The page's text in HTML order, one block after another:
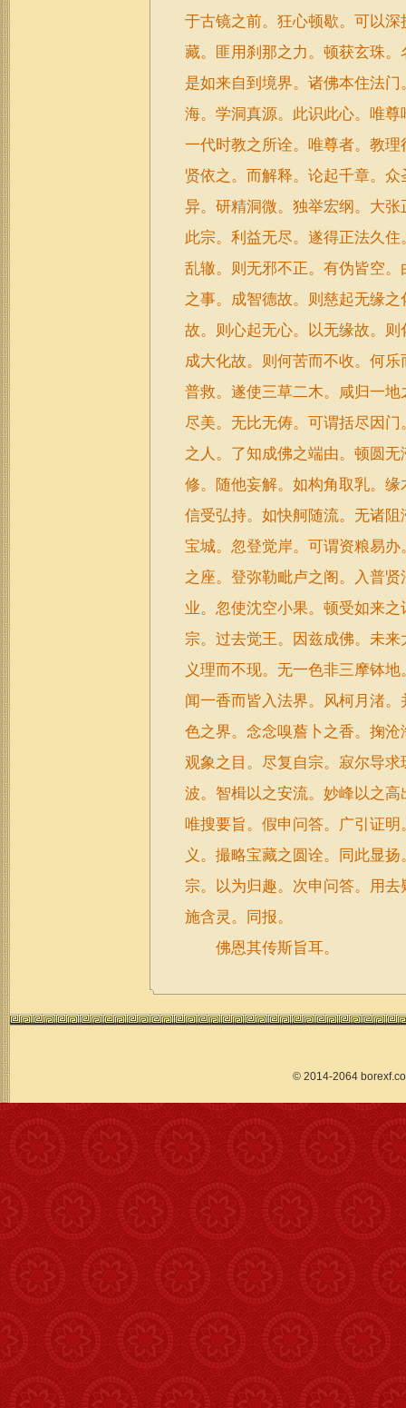
于古镜之前。狂心顿歇。可以
藏。匪用刹那之力。顿获玄珠
是如来自到境界。诸佛本住法
海。学洞真源。此识此心。唯
一代时教之所诠。唯尊者。教
贤依之。而解释。论起千章。
异。研精洞微。独举宏纲。大
此宗。利益无尽。遂得正法久
乱辙。则无邪不正。有伪皆空
之事。成智德故。则慈起无缘
故。则心起无心。以无缘故。
成大化故。则何苦而不收。何
普救。遂使三草二木。咸归一
尽美。无比无俦。可谓括尽因
之人。了知成佛之端由。顿圆
修。随他妄解。如构角取乳。
信受弘持。如快舸随流。无诸
宝城。忽登觉岸。可谓资粮易
之座。登弥勒毗卢之阁。入普
业。忽使沈空小果。顿受如来
宗。过去觉王。因兹成佛。未
义理而不现。无一色非三摩钵
闻一香而皆入法界。风柯月渚
色之界。念念嗅薝卜之香。掬
观象之目。尽复自宗。寂尔导
波。智楫以之安流。妙峰以之
唯搜要旨。假申问答。广引证
义。撮略宝藏之圆诠。同此显
宗。以为归趣。次申问答。用
施含灵。同报。
佛恩其传斯旨耳。
© 2014-2064